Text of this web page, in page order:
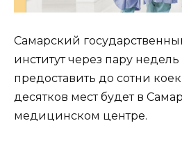
Самарский
институт через пару недель
предоставить до сотни
десятков мест будет в
медицинском центре.